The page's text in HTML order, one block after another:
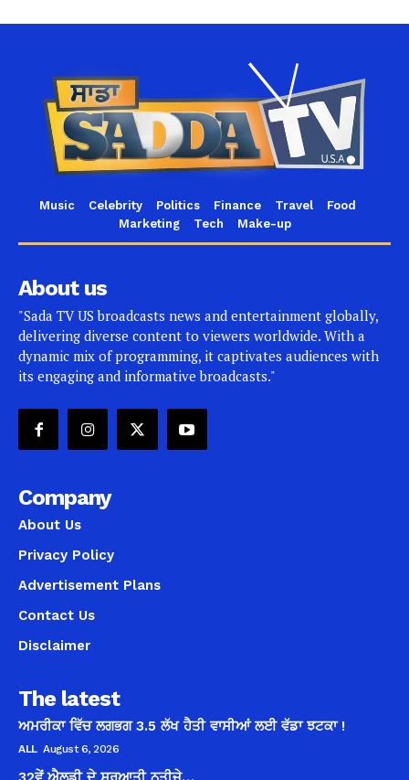
Music Celebrity Politics Finance Travel
Food
Marketing
Tech Make-up
About us
"Sada TV US broadcasts news and entertainment globally,
delivering diverse content to viewers worldwide. With a
dynamic mix of programming, it captivates audiences with
its engaging and informative broadcasts."
Company
About Us
Privacy Policy
Advertisement Plans
Contact Us
Disclaimer
The latest
ਅਮਰੀਕਾ ਵਿੱਚ ਲਗਭਗ 3.5 ਲੱਖ ਹੈਤੀ ਵਾਸੀਆਂ ਲਈ ਵੱਡਾ ਝਟਕਾ !
ALL August 6, 2026